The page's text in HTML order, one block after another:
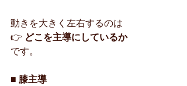
動きを大きく左右するのは
👉 どこを主導にしているか
です。
■ 膝主導